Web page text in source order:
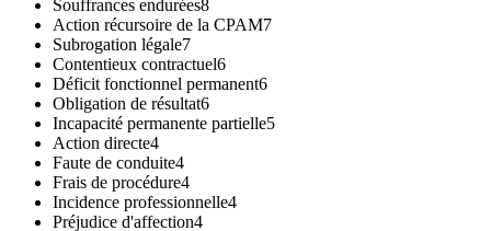
Souffrances endurées8
Action récursoire de la CPAM7
Subrogation légale7
Contentieux contractuel6
Déficit fonctionnel permanent6
Obligation de résultat6
Incapacité permanente partielle5
Action directe4
Faute de conduite4
Frais de procédure4
Incidence professionnelle4
Préjudice d'affection4